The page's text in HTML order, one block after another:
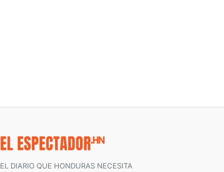
EL DIARIO QUE HONDURAS NECESITA